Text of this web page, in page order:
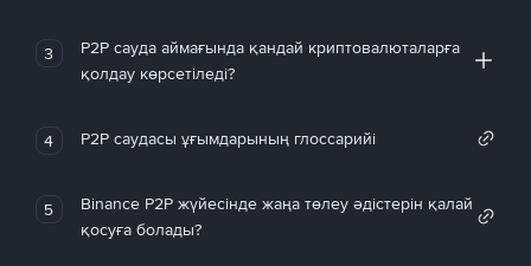
3
P2P сауда аймағында қандай криптовалюталарға
қолдау көрсетіледі?
4 P2P саудасы ұғымдарының глоссарийі
5
Binance P2P жүйесінде жаңа төлеу әдістерін қалай
қосуға болады?